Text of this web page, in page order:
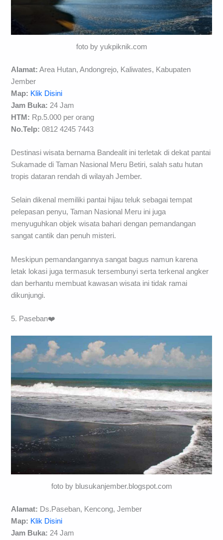
foto by yukpiknik.com
Alamat: Area Hutan, Andongrejo, Kaliwates, Kabupaten
Jember
Map: Klik Disini
Jam Buka: 24 Jam
HTM: Rp.5.000 per orang
No.Telp: 0812 4245 7443
Destinasi wisata bernama Bandealit ini terletak di dekat pantai
Sukamade di Taman Nasional Meru Betiri, salah satu hutan
tropis dataran rendah di wilayah Jember.
Selain dikenal memiliki pantai hijau teluk sebagai tempat
pelepasan penyu, Taman Nasional Meru ini juga
menyuguhkan objek wisata bahari dengan pemandangan
sangat cantik dan penuh misteri.
Meskipun pemandangannya sangat bagus namun karena
letak lokasi juga termasuk tersembunyi serta terkenal angker
dan berhantu membuat kawasan wisata ini tidak ramai
dikunjungi.
5. Paseban❤️
foto by blusukanjember.blogspot.com
Alamat: Ds.Paseban, Kencong, Jember
Map: Klik Disini
Jam Buka: 24 Jam